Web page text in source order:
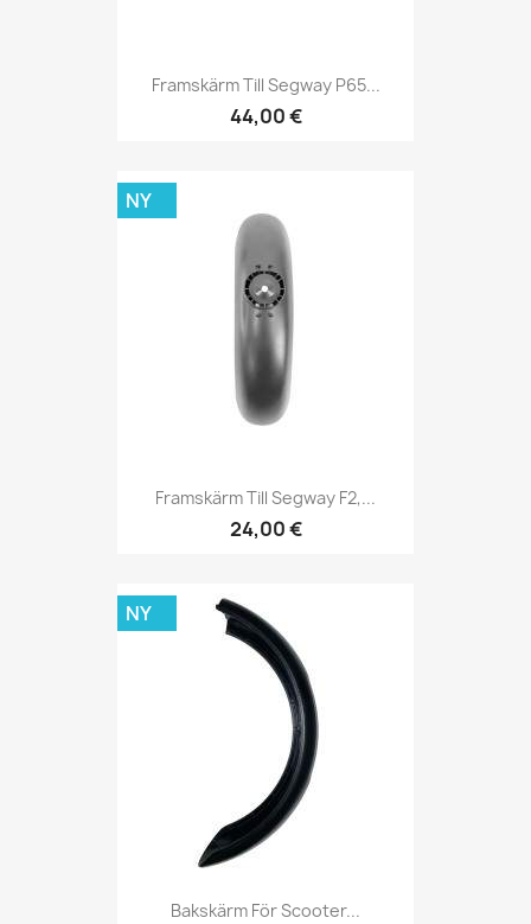
Framskärm Till Segway P65...
44,00 €
Framskärm Till Segway F2,...
24,00 €
NY
Bakskärm För Scooter...
NY